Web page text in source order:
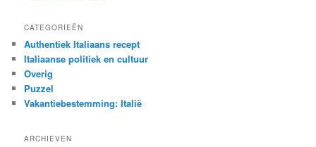
CATEGORIEËN
Authentiek Italiaans recept
Italiaanse politiek en cultuur
Overig
Puzzel
Vakantiebestemming: Italië
ARCHIEVEN